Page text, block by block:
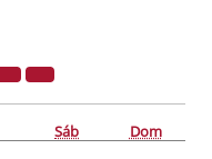
Sáb Dom